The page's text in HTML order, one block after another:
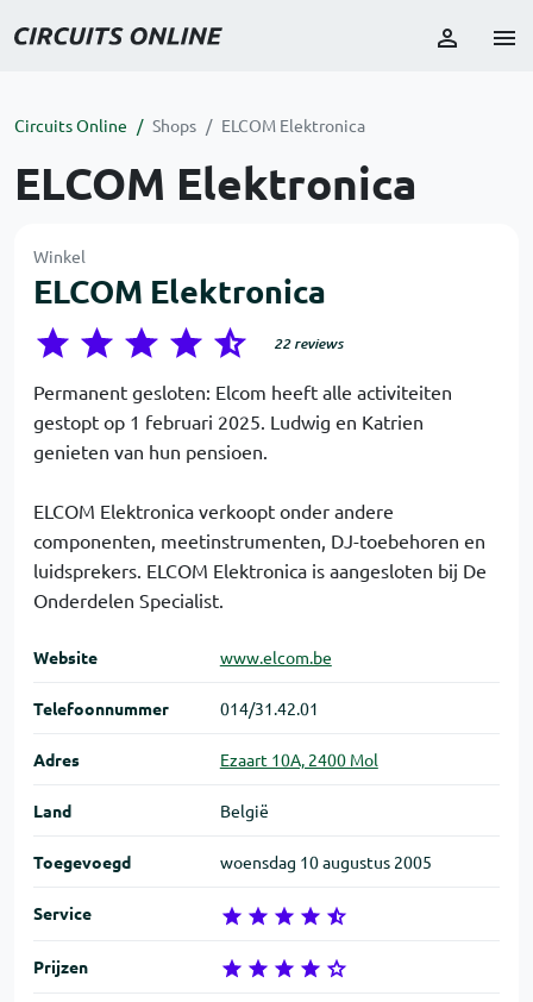
Circuits Online Shops ELCOM Elektronica
ELCOM Elektronica
Winkel
ELCOM Elektronica
22 reviews
Permanent gesloten: Elcom heeft alle activiteiten
gestopt op 1 februari 2025. Ludwig en Katrien
genieten van hun pensioen.
ELCOM Elektronica verkoopt onder andere
componenten, meetinstrumenten, DJ-toebehoren en
luidsprekers. ELCOM Elektronica is aangesloten bij De
Onderdelen Specialist.
Website www.elcom.be
Telefoon­nummer 014/31.42.01
Adres Ezaart 10A, 2400 Mol
Land België
Toegevoegd woensdag 10 augustus 2005
Service
Prijzen